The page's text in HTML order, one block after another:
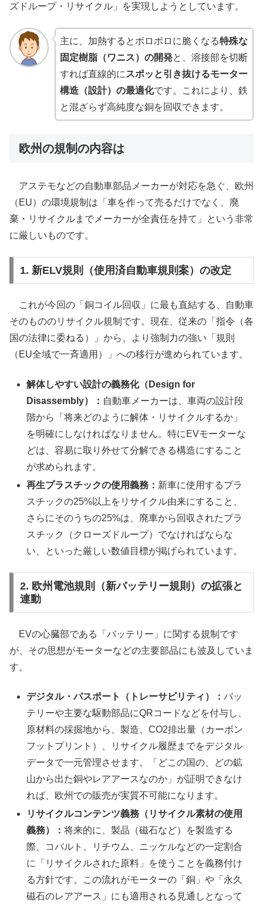
ズドループ・リサイクル」を実現しようとしています。
主に、加熱するとボロボロに脆くなる特殊な
固定樹脂（ワニス）の開発と、溶接部を切断
すれば直線的に スポッと引き抜けるモーター
構造（設計）の最適化です。これにより、鉄
と混ざらず高純度な銅を回収できます。
欧州の規制の内容は
アステモなどの自動車部品メーカーが対応を急ぐ、欧州
（EU）の環境規制は「車を作って売るだけでなく、廃
棄・リサイクルまでメーカーが全責任を持て」という非常
に厳しいものです。
1. 新ELV規則（使用済自動車規則案）の改定
これが今回の「銅コイル回収」に最も直結する、自動車
そのもののリサイクル規制です。現在、従来の「指令（各
国の法律に委ねる）」から、より強制力の強い「規則
（EU全域で一斉適用）」への移行が進められています。
解体しやすい設計の義務化（Design for
Disassembly）： 自動車メーカーは、車両の設計段
階から「将来どのように解体・リサイクルするか」
を明確にしなければなりません。特にEVモーターな
どは、容易に取り外せて分解できる構造にすること
が求められます。
再生プラスチックの使用義務： 新車に使用するプラ
スチックの25%以上をリサイクル由来にすること、
さらにそのうちの25%は、廃車から回収されたプラ
スチック（クローズドループ）でなければならな
い、といった厳しい数値目標が掲げられています。
2. 欧州電池規則（新バッテリー規則）の拡張と
連動
EVの心臓部である「バッテリー」に関する規制です
が、その思想がモーターなどの主要部品にも波及していま
す。
デジタル・パスポート（トレーサビリティ）：バッ
テリーや主要な駆動部品にQRコードなどを付与し、
原材料の採掘地から、製造、CO2排出量（カーボン
フットプリント）、リサイクル履歴までをデジタル
データで一元管理させます。「どこの国の、どの鉱
山から出た銅やレアアースなのか」が証明できなけ
れば、欧州での販売が実質不可能になります。
リサイクルコンテンツ義務（リサイクル素材の使用
義務）：将来的に、製品（磁石など）を製造する
際、コバルト、リチウム、ニッケルなどの一定割合
に「リサイクルされた原料」を使うことを義務付け
る方針です。この流れがモーターの「銅」や「永久
磁石のレアアース」にも適用される見通しとなって